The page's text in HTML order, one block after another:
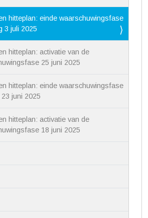
hitteplan: einde waarschuwingsfase
3 juli 2025
hitteplan: activatie van de
25 juni 2025
hitteplan: einde waarschuwingsfase
juni 2025
hitteplan: activatie van de
18 juni 2025